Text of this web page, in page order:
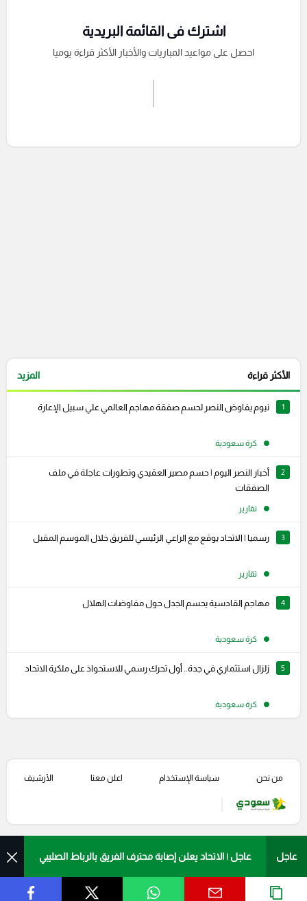
اشترك فى القائمة البريدية
احصل على مواعيد المباريات والأخبار الأكثر قراءة يوميا
الأكثر قراءة المزيد
1 نيوم يفاوض النصر لحسم صفقة مهاجم العالمي علي سبيل الإعارة
كرة سعودية
2
أخبار النصر اليوم | حسم مصير العقيدي وتطورات عاجلة في ملف
الصفقات
تقارير
3 رسميا | الاتحاد يوقع مع الراعي الرئيسي للفريق خلال الموسم المقبل
تقارير
4 مهاجم القادسية يحسم الجدل حول مفاوضات الهلال
كرة سعودية
5 زلزال استثماري في جدة.. أول تحرك رسمي للاستحواذ على ملكية الاتحاد
كرة سعودية
عاجل عاجل | الاتحاد يعلن إصابة محترف الفريق بالرباط الصليبي
من نحن سياسة الإستخدام اعلن معنا الأرشيف